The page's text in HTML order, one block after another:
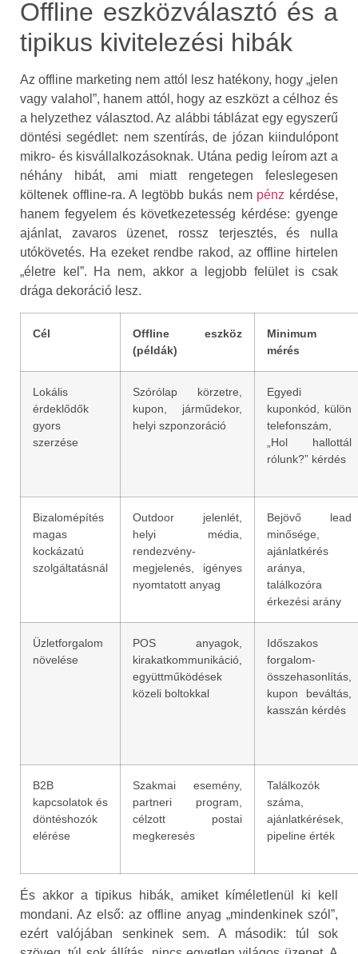
Offline eszközválasztó és a
tipikus kivitelezési hibák
Az offline marketing nem attól lesz hatékony, hogy „jelen
vagy valahol”, hanem attól, hogy az eszközt a célhoz és
a helyzethez választod. Az alábbi táblázat egy egyszerű
döntési segédlet: nem szentírás, de józan kiindulópont
mikro- és kisvállalkozásoknak. Utána pedig leírom azt a
néhány hibát, ami miatt rengetegen feleslegesen
költenek offline-ra. A legtöbb bukás nem pénz kérdése,
hanem fegyelem és következetesség kérdése: gyenge
ajánlat, zavaros üzenet, rossz terjesztés, és nulla
utókövetés. Ha ezeket rendbe rakod, az offline hirtelen
„életre kel”. Ha nem, akkor a legjobb felület is csak
drága dekoráció lesz.
Cél
Offline eszköz
(példák)
Minimum
mérés
Lokális
érdeklődők
gyors
szerzése
Szórólap körzetre,
kupon, járműdekor,
helyi szponzoráció
Egyedi
kuponkód, külön
telefonszám,
„Hol hallottál
rólunk?” kérdés
Bizalomépítés
magas
kockázatú
szolgáltatásnál
Outdoor jelenlét,
helyi média,
rendezvény-
megjelenés, igényes
nyomtatott anyag
Bejövő lead
minősége,
ajánlatkérés
aránya,
találkozóra
érkezési arány
Üzletforgalom
növelése
POS anyagok,
kirakatkommunikáció,
együttműködések
közeli boltokkal
Időszakos
forgalom-
összehasonlítás,
kupon beváltás,
kasszán kérdés
B2B
kapcsolatok és
döntéshozók
elérése
Szakmai esemény,
partneri program,
célzott postai
megkeresés
Találkozók
száma,
ajánlatkérések,
pipeline érték
És akkor a tipikus hibák, amiket kíméletlenül ki kell
mondani. Az első: az offline anyag „mindenkinek szól”,
ezért valójában senkinek sem. A második: túl sok